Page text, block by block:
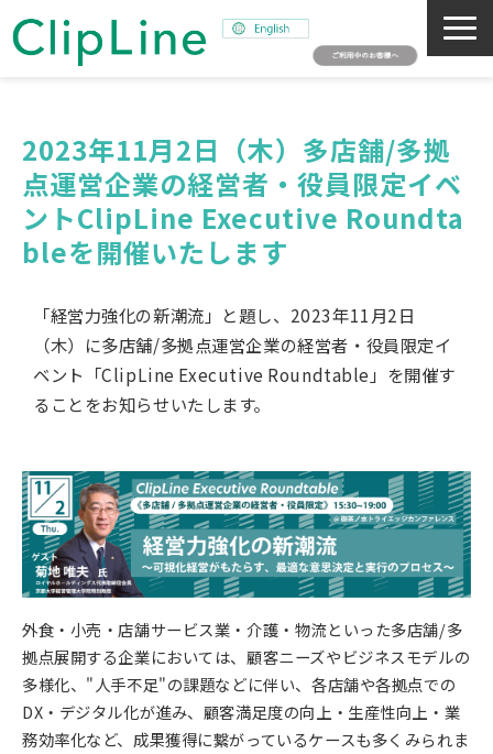
事業紹介
ミッション
ニュース
サステナビリティ
SNAPSHOT
2023年11月2日（木）多店舗/多拠
点運営企業の経営者・役員限定イベ
ントClipLine Executive Roundta
bleを開催いたします
「経営力強化の新潮流」と題し、2023年11月2日
（木）に多店舗/多拠点運営企業の経営者・役員限定イ
ベント「ClipLine Executive Roundtable」を開催す
ることをお知らせいたします。
外食・小売・店舗サービス業・介護・物流といった多店舗/多
拠点展開する企業においては、顧客ニーズやビジネスモデルの
多様化、"人手不足"の課題などに伴い、各店舗や各拠点での
DX・デジタル化が進み、顧客満足度の向上・生産性向上・業
務効率化など、成果獲得に繋がっているケースも多くみられま